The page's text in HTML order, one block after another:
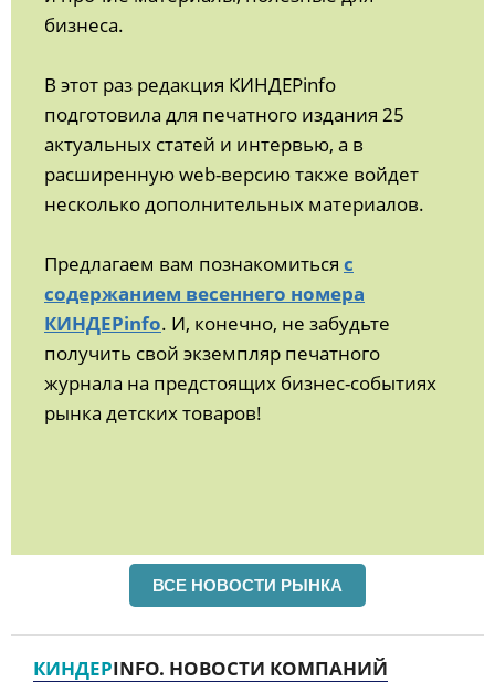
бизнеса.
В этот раз редакция КИНДЕРinfo
подготовила для печатного издания 25
актуальных статей и интервью, а в
расширенную web-версию также войдет
несколько дополнительных материалов.
Предлагаем вам познакомиться с
содержанием весеннего номера
КИНДЕРinfo. И, конечно, не забудьте
получить свой экземпляр печатного
журнала на предстоящих бизнес-событиях
рынка детских товаров!
ВСЕ НОВОСТИ РЫНКА
КИНДЕРINFO. НОВОСТИ КОМПАНИЙ